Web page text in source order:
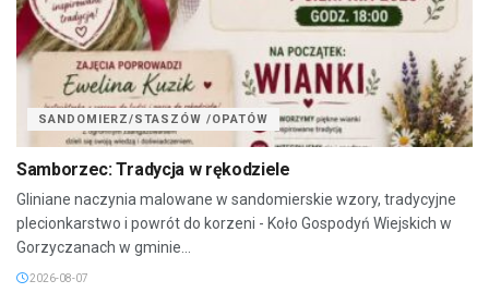
SANDOMIERZ/STASZÓW /OPATÓW
Samborzec: Tradycja w rękodziele
Gliniane naczynia malowane w sandomierskie wzory, tradycyjne
plecionkarstwo i powrót do korzeni - Koło Gospodyń Wiejskich w
Gorzyczanach w gminie...
2026-08-07